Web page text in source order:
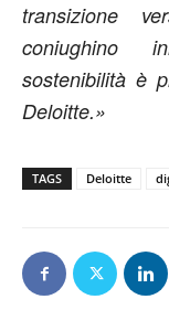
transizione
coniughino
sostenibilità è
Deloitte.»
TAGS Deloitte